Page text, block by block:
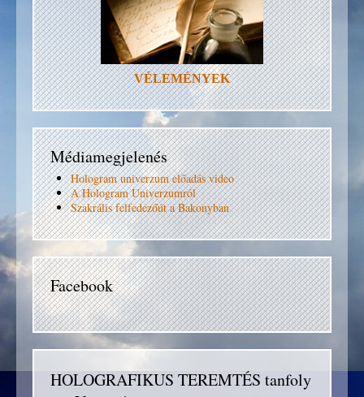
VÉLEMÉNYEK
Médiamegjelenés
Hologram univerzum előadás video
A Hologram Univerzumról
Szakrális felfedezőút a Bakonyban
Facebook
HOLOGRAFIKUS TEREMTÉS tanfoly